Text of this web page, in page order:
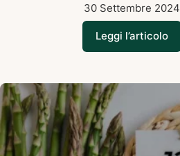
30 Settembre 2024
Leggi l’articolo